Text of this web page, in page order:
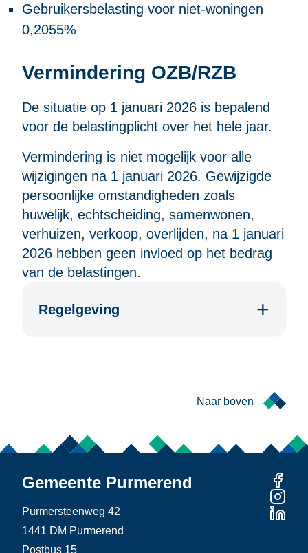
Gebruikersbelasting voor niet-woningen
0,2055%
Vermindering OZB/RZB
De situatie op 1 januari 2026 is bepalend
voor de belastingplicht over het hele jaar.
Vermindering is niet mogelijk voor alle
wijzigingen na 1 januari 2026. Gewijzigde
persoonlijke omstandigheden zoals
huwelijk, echtscheiding, samenwonen,
verhuizen, verkoop, overlijden, na 1 januari
2026 hebben geen invloed op het bedrag
van de belastingen.
Regelgeving
Naar boven
Gemeente Purmerend
Purmersteenweg 42
1441 DM Purmerend
Postbus 15